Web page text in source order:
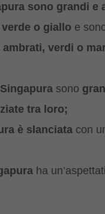
sono grandi e
o giallo e
verdi o
sono
tra loro;
è slanciata con
ha